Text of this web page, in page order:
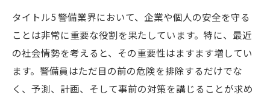
タイトル5 警備業界において、企業や個人の安全を守る
ことは非常に重要な役割を果たしています。特に、最近
の社会情勢を考えると、その重要性はますます増してい
ます。警備員はただ目の前の危険を排除するだけでな
く、予測、計画、そして事前の対策を講じることが求め